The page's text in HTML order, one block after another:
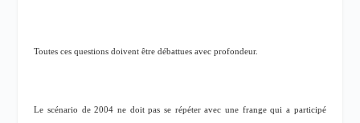
Toutes ces questions doivent être débattues avec profondeur.
Le scénario de 2004 ne doit pas se répéter avec une frange qui a participé